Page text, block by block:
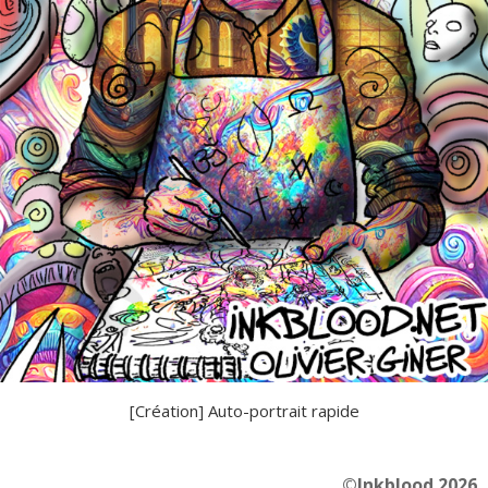
[Création] Auto-portrait rapide